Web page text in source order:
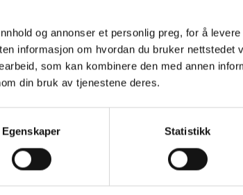
og annonser et personlig preg, for å
informasjon om hvordan du bruker nettstedet
som kan kombinere den med annen
din bruk av tjenestene deres.
Egenskaper Statistikk
298,-